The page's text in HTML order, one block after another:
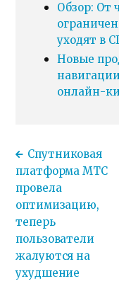
Обзор: От
уходят в
Новые
онлайн-
Спутниковая
платформа МТС
провела
оптимизацию,
теперь
пользователи
жалуются на
ухудшение